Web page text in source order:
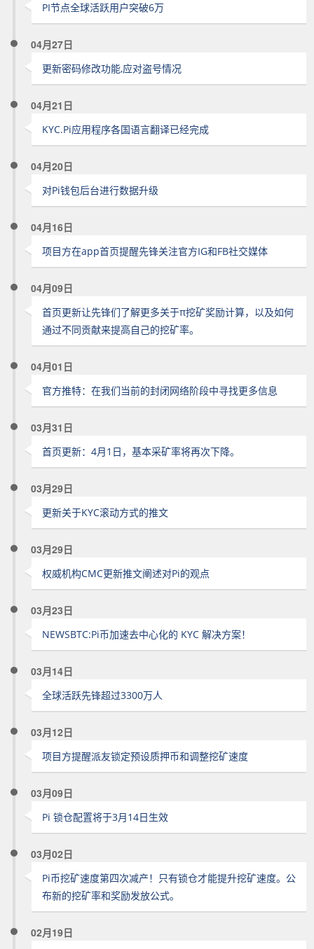
PI节点全球活跃用户突破6万
04月27日
更新密码修改功能,应对盗号情况
04月21日
KYC.Pi应用程序各国语言翻译已经完成
04月20日
对Pi钱包后台进行数据升级
04月16日
项目方在app首页提醒先锋关注官方IG和FB社交媒体
04月09日
首页更新让先锋们了解更多关于π挖矿奖励计算，以及如何
通过不同贡献来提高自己的挖矿率。
04月01日
官方推特：在我们当前的封闭网络阶段中寻找更多信息
03月31日
首页更新：4月1日，基本采矿率将再次下降。
03月29日
更新关于KYC滚动方式的推文
03月29日
权威机构CMC更新推文阐述对Pi的观点
03月23日
NEWSBTC:Pi币加速去中心化的 KYC 解决方案！
03月14日
全球活跃先锋超过3300万人
03月12日
项目方提醒派友锁定预设质押币和调整挖矿速度
03月09日
Pi 锁仓配置将于3月14日生效
03月02日
Pi币挖矿速度第四次减产！只有锁仓才能提升挖矿速度。公
布新的挖矿率和奖励发放公式。
02月19日